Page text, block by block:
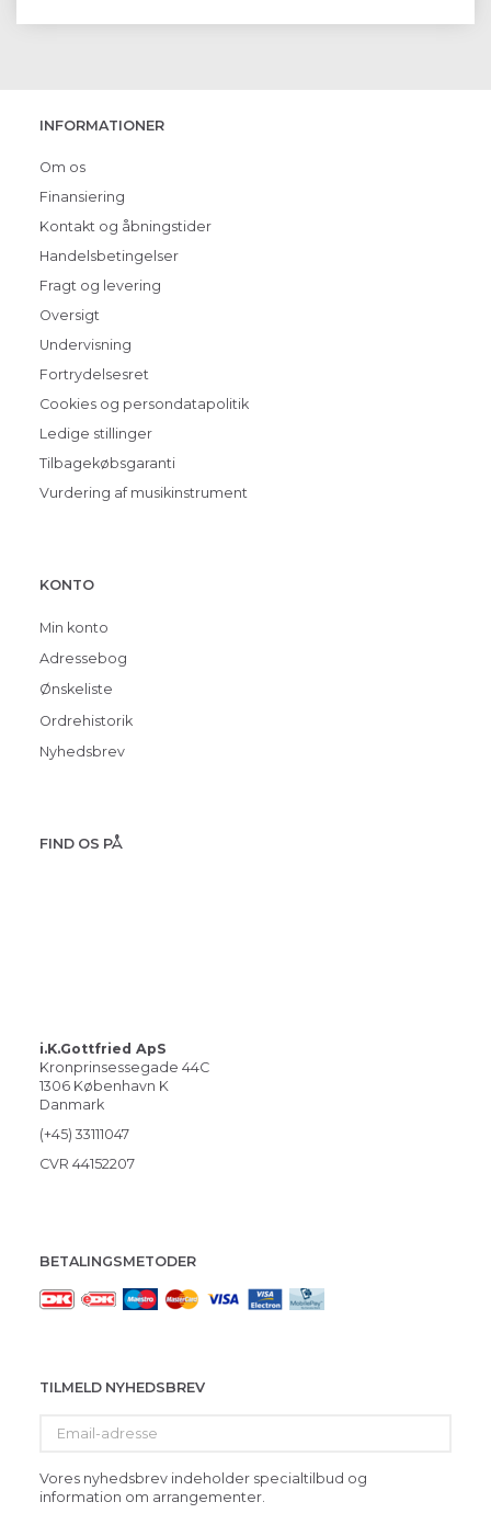
INFORMATIONER
Om os
Finansiering
Kontakt og åbningstider
Handelsbetingelser
Fragt og levering
Oversigt
Undervisning
Fortrydelsesret
Cookies og persondatapolitik
Ledige stillinger
Tilbagekøbsgaranti
Vurdering af musikinstrument
KONTO
Min konto
Adressebog
Ønskeliste
Ordrehistorik
Nyhedsbrev
FIND OS PÅ
i.K.Gottfried ApS
Kronprinsessegade 44C
1306 København K
Danmark
(+45) 33111047
CVR 44152207
BETALINGSMETODER
TILMELD NYHEDSBREV
adresse
Vores nyhedsbrev indeholder specialtilbud og
information om arrangementer.